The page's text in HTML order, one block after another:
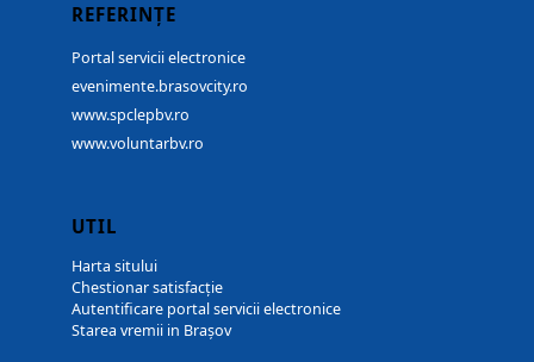
REFERINȚE
Portal servicii electronice
evenimente.brasovcity.ro
www.spclepbv.ro
www.voluntarbv.ro
UTIL
Harta sitului
Chestionar satisfacție
Autentificare portal servicii electronice
Starea vremii in Brașov